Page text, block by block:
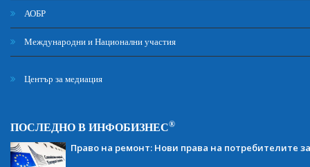
АОБР
Международни и Национални участия
Център за медиация
ПОСЛЕДНО В ИНФОБИЗНЕС®
Право на ремонт: Нови права на потребителите